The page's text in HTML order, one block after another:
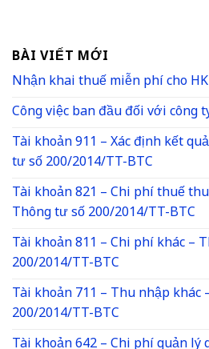
BÀI VIẾT MỚI
Nhận khai thuế miễn phí cho
Công việc ban đầu đối với công
Tài khoản 911 – Xác định kết
tư số 200/2014/TT-BTC
Tài khoản 821 – Chi phí thuế
Thông tư số 200/2014/TT-BTC
Tài khoản 811 – Chi phí khác –
200/2014/TT-BTC
Tài khoản 711 – Thu nhập khác
200/2014/TT-BTC